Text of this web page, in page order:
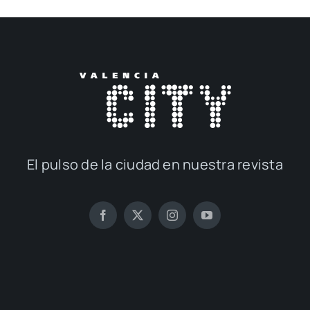
El pul­so de la ciu­dad en nues­tra revis­ta